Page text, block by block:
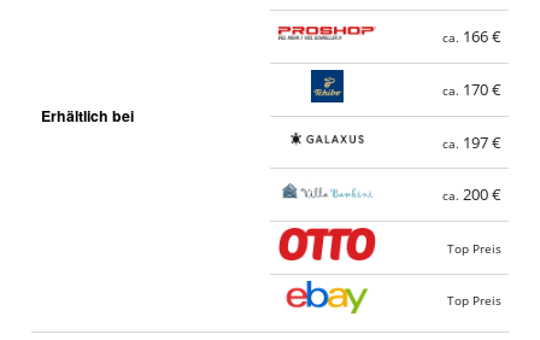
Erhältlich bei
ca. 166 €
ca. 170 €
ca. 197 €
ca. 200 €
Top Preis
Top Preis